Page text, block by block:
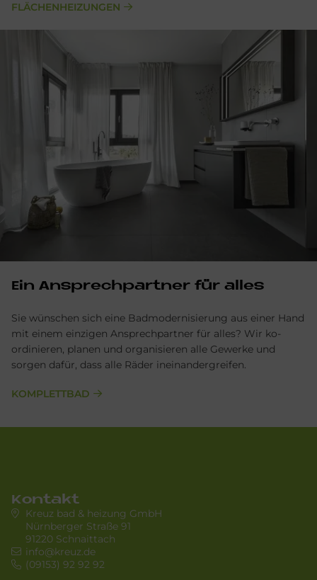
FLÄCHENHEIZUNGEN
Ein Ansprechpartner für alles
Sie wünschen sich eine Badmodernisierung aus einer Hand
mit einem einzigen Ansprechpartner für alles? Wir ko­
ordinieren, planen und organisieren alle Gewerke und
sorgen dafür, dass alle Räder ineinander­greifen.
KOMPLETTBAD
Kontakt
Kreuz bad & heizung GmbH
Nürnberger Straße 91
91220 Schnaittach
info@kreuz.de
(09153) 92 92 92